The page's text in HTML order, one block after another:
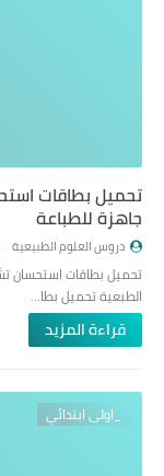
تحميل بطاقات
جاهزة للطباعة
دروس العلوم الطبيعية
تحميل بطاقات استحسان
الطبعية تحميل بطا…
قراءة المزيد
_اولى ابتدائي